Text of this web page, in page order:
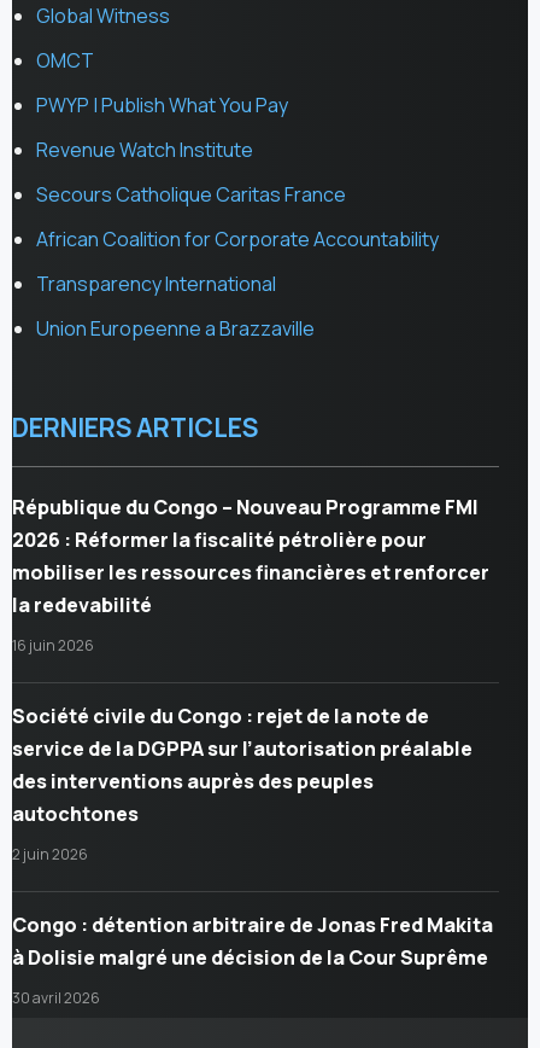
Global Witness
OMCT
PWYP | Publish What You Pay
Revenue Watch Institute
Secours Catholique Caritas France
African Coalition for Corporate Accountability
Transparency International
Union Europeenne a Brazzaville
DERNIERS ARTICLES
République du Congo – Nouveau Programme FMI
2026 : Réformer la fiscalité pétrolière pour
mobiliser les ressources financières et renforcer
la redevabilité
16 juin 2026
Société civile du Congo : rejet de la note de
service de la DGPPA sur l’autorisation préalable
des interventions auprès des peuples
autochtones
2 juin 2026
Congo : détention arbitraire de Jonas Fred Makita
à Dolisie malgré une décision de la Cour Suprême
30 avril 2026